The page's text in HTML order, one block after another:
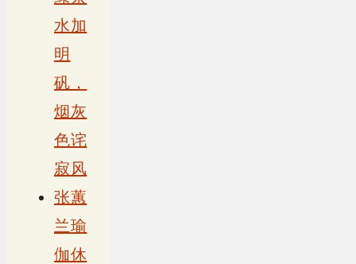
水加
明
矾，
烟灰
色诧
寂风
张蕙
兰瑜
伽休